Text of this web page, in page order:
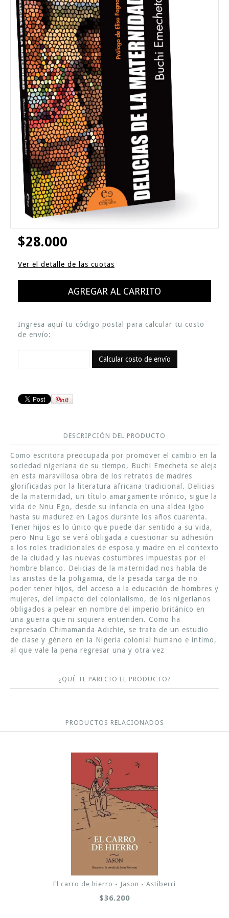
$28.000
Ver el detalle de las cuotas
Ingresa aquí tu código postal para calcular tu costo
de envío:
Calcular costo de envío
DESCRIPCIÓN DEL PRODUCTO
Como escritora preocupada por promover el cambio en la
sociedad nigeriana de su tiempo, Buchi Emecheta se aleja
en esta maravillosa obra de los retratos de madres
glorificadas por la literatura africana tradicional. Delicias
de la maternidad, un título amargamente irónico, sigue la
vida de Nnu Ego, desde su infancia en una aldea igbo
hasta su madurez en Lagos durante los años cuarenta.
Tener hijos es lo único que puede dar sentido a su vida,
pero Nnu Ego se verá obligada a cuestionar su adhesión
a los roles tradicionales de esposa y madre en el contexto
de la ciudad y las nuevas costumbres impuestas por el
hombre blanco. Delicias de la maternidad nos habla de
las aristas de la poligamia, de la pesada carga de no
poder tener hijos, del acceso a la educación de hombres y
mujeres, del impacto del colonialismo, de los nigerianos
obligados a pelear en nombre del imperio británico en
una guerra que ni siquiera entienden. Como ha
expresado Chimamanda Adichie, se trata de un estudio
de clase y género en la Nigeria colonial humano e íntimo,
al que vale la pena regresar una y otra vez
¿QUÉ TE PARECIO EL PRODUCTO?
PRODUCTOS RELACIONADOS
El carro de hierro - Jason - Astiberri
$36.200